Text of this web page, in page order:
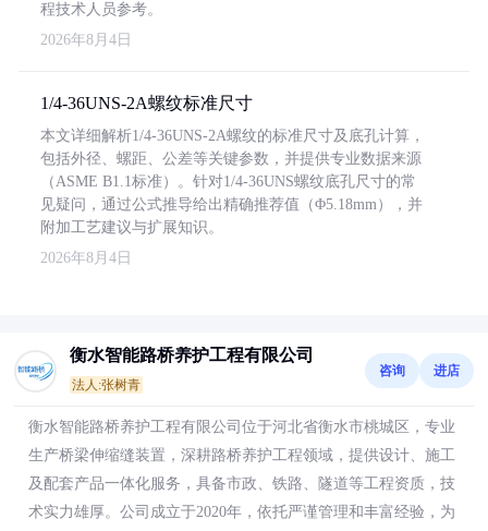
程技术人员参考。
2026年8月4日
1/4-36UNS-2A螺纹标准尺寸
本文详细解析1/4-36UNS-2A螺纹的标准尺寸及底孔计算，
包括外径、螺距、公差等关键参数，并提供专业数据来源
（ASME B1.1标准）。针对1/4-36UNS螺纹底孔尺寸的常
见疑问，通过公式推导给出精确推荐值（Φ5.18mm），并
附加工艺建议与扩展知识。
2026年8月4日
衡水智能路桥养护工程有限公司
法人:张树青
咨询 进店
衡水智能路桥养护工程有限公司位于河北省衡水市桃城区，专业
生产桥梁伸缩缝装置，深耕路桥养护工程领域，提供设计、施工
及配套产品一体化服务，具备市政、铁路、隧道等工程资质，技
术实力雄厚。公司成立于2020年，依托严谨管理和丰富经验，为